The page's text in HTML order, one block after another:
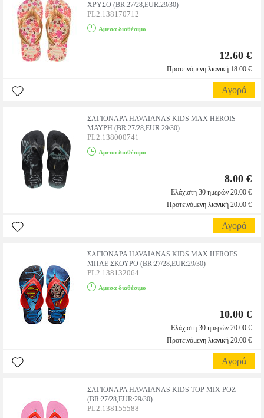
ΧΡΥΣΟ (BR:27/28,EUR:29/30)
PL2.138170712
Αμεσα διαθέσιμο
12.60 €
Προτεινόμενη λιανική 18.00 €
Αγορά
ΣΑΓΙΟΝΑΡΑ HAVAIANAS KIDS MAX HEROIS
ΜΑΥΡΗ (BR:27/28,EUR:29/30)
PL2.138000741
Αμεσα διαθέσιμο
8.00 €
Ελάχιστη 30 ημερών 20.00 €
Προτεινόμενη λιανική 20.00 €
Αγορά
ΣΑΓΙΟΝΑΡΑ HAVAIANAS KIDS MAX HEROES
ΜΠΛΕ ΣΚΟΥΡΟ (BR:27/28,EUR:29/30)
PL2.138132064
Αμεσα διαθέσιμο
10.00 €
Ελάχιστη 30 ημερών 20.00 €
Προτεινόμενη λιανική 20.00 €
Αγορά
ΣΑΓΙΟΝΑΡΑ HAVAIANAS KIDS TOP MIX ΡΟΖ
(BR:27/28,EUR:29/30)
PL2.138155588